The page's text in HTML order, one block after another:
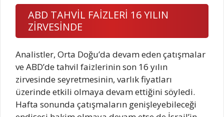
ABD TAHVİL FAİZLERİ 16 YILIN
ZİRVESİNDE
Analistler, Orta Doğu’da devam eden çatışmalar
ve ABD’de tahvil faizlerinin son 16 yılın
zirvesinde seyretmesinin, varlık fiyatları
üzerinde etkili olmaya devam ettiğini söyledi.
Hafta sonunda çatışmaların genişleyebileceği